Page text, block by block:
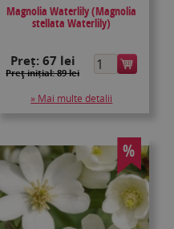
Magnolia Waterlily (Magnolia
stellata Waterlily)
Preț: 67 lei
Preţ inițial: 89 lei
» Mai multe detalii
%